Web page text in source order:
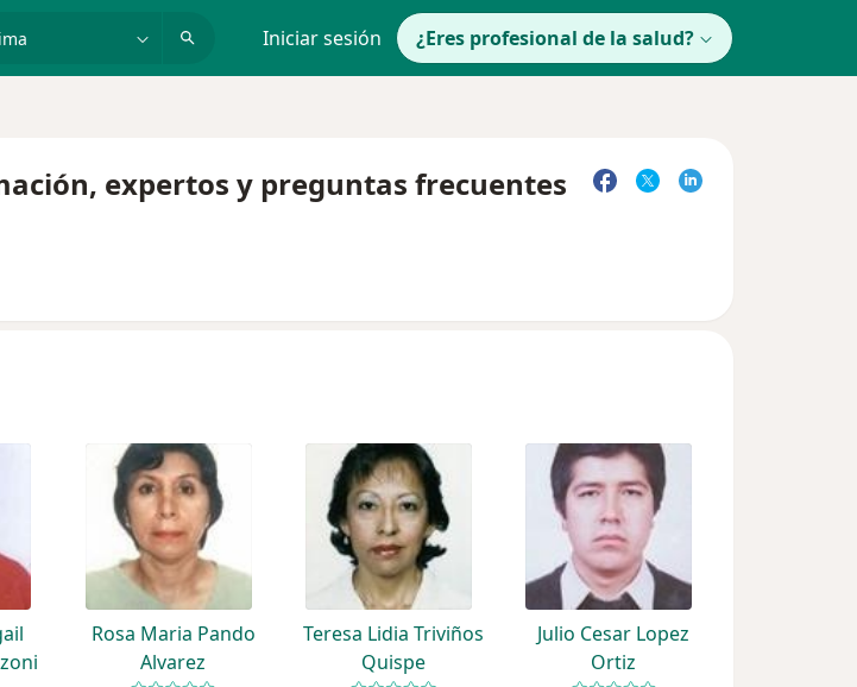
Iniciar sesión ¿Eres profesional de la salud?
expertos y preguntas frecuentes
Rosa Maria Pando
Alvarez
Teresa Lidia Triviños
Quispe
Julio Cesar Lopez
Ortiz